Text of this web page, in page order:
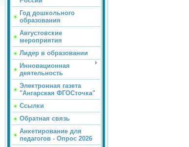
Год дошкольного
образования
Августовские
мероприятия
Лидер в образовании
Инновационная
деятельность
Электронная газета
"Ангарская ФГОСточка"
Ссылки
Обратная связь
Анкетирование для
педагогов - Опрос 2026